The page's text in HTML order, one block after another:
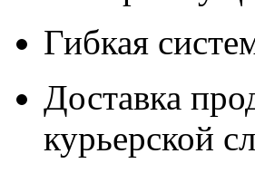
Гибкая
Доставка
курьерской